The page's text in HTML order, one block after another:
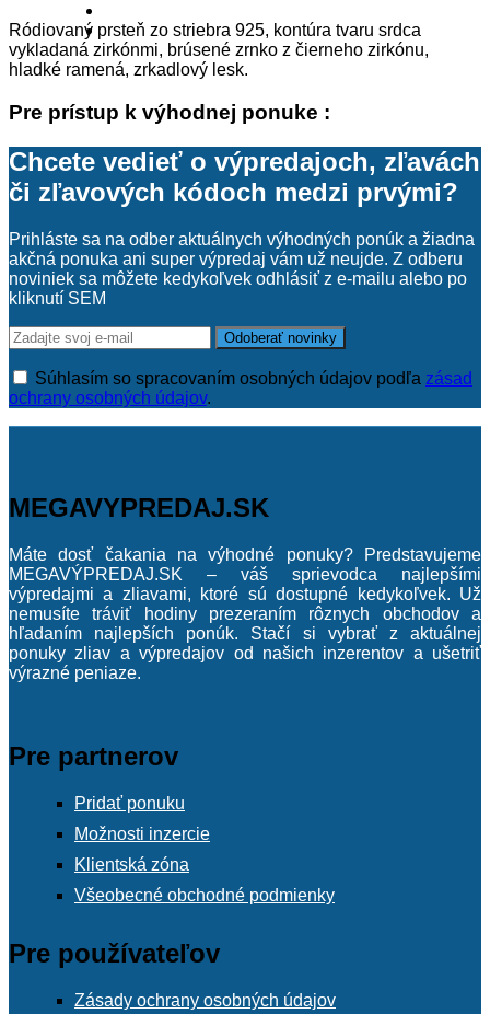
Ródiovaný prsteň zo striebra 925, kontúra tvaru srdca
vykladaná zirkónmi, brúsené zrnko z čierneho zirkónu,
hladké ramená, zrkadlový lesk.
Pre prístup k výhodnej ponuke :
Chcete vedieť o výpredajoch, zľavách
či zľavových kódoch medzi prvými?
Prihláste sa na odber aktuálnych výhodných ponúk a žiadna
akčná ponuka ani super výpredaj vám už neujde. Z odberu
noviniek sa môžete kedykoľvek odhlásiť z e-mailu alebo po
kliknutí SEM
Súhlasím so spracovaním osobných údajov podľa zásad
ochrany osobných údajov.
MEGAVYPREDAJ.SK
Máte dosť čakania na výhodné ponuky? Predstavujeme
MEGAVÝPREDAJ.SK – váš sprievodca najlepšími
výpredajmi a zliavami, ktoré sú dostupné kedykoľvek. Už
nemusíte tráviť hodiny prezeraním rôznych obchodov a
hľadaním najlepších ponúk. Stačí si vybrať z aktuálnej
ponuky zliav a výpredajov od našich inzerentov a ušetriť
výrazné peniaze.
Pre partnerov
Pridať ponuku
Možnosti inzercie
Klientská zóna
Všeobecné obchodné podmienky
Pre používateľov
Zásady ochrany osobných údajov